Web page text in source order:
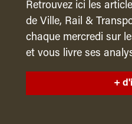
Retrouvez ici les
de Ville, Rail &
chaque mercredi sur
et vous livre ses
+